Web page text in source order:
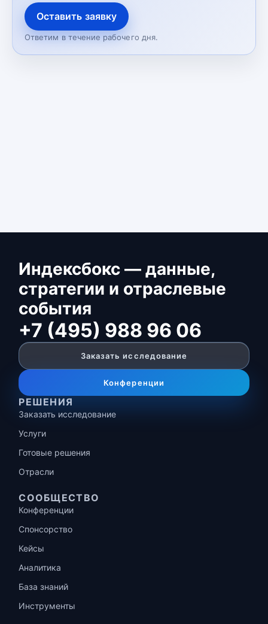
Оставить заявку
Ответим в течение рабочего дня.
Индексбокс — данные,
стратегии и отраслевые
события
+7 (495) 988 96 06
Заказать исследование
Конференции
РЕШЕНИЯ
Заказать исследование
Услуги
Готовые решения
Отрасли
СООБЩЕСТВО
Конференции
Спонсорство
Кейсы
Аналитика
База знаний
Инструменты